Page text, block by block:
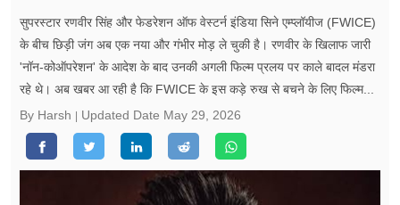
उत्तर प्रदेश
गैलरी
रिलेशनशिप
सुपरस्टार रणवीर सिंह और फेडरेशन ऑफ वेस्टर्न इंडिया सिने एम्प्लॉयीज (FWICE)
के बीच छिड़ी जंग अब एक नया और गंभीर मोड़ ले चुकी है। रणवीर के खिलाफ जारी
'नॉन-कोऑपरेशन' के आदेश के बाद उनकी अगली फिल्म प्रलय पर काले बादल मंडरा
रहे थे। अब खबर आ रही है कि FWICE के इस कड़े रुख से बचने के लिए फिल्म...
By Harsh
Updated Date May 29, 2026